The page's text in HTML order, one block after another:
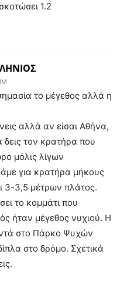
1.2
το μέγεθος αλλά η
αλλά αν είσαι Αθήνα,
δεις τον κρατήρα που
μόλις λίγων
για κρατήρα μήκους
3-3,5 μέτρων πλάτος.
το κομμάτι που
ήταν μέγεθος νυχιού. Η
στο Πάρκο Ψυχών
στο δρόμο. Σχετικά